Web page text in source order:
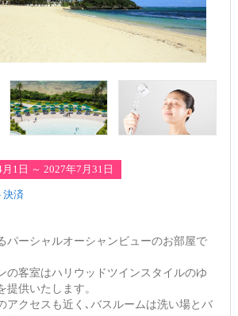
1日 ～ 2027年7月31日
決済
パーシャルオーシャンビューのお部屋で
の客室はハリウッドツインスタイルのゆ
提供いたします。
アクセスも近く､バスルームは洗い場とバ